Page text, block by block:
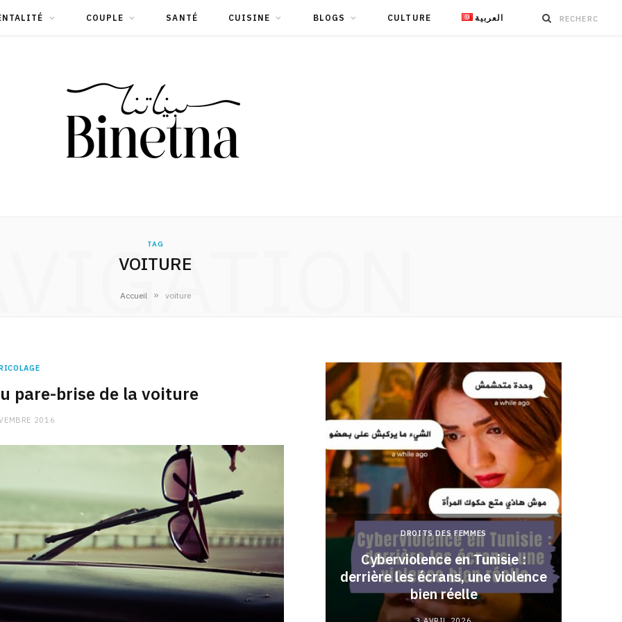
COUPLE SANTÉ CUISINE BLOGS CULTURE العربية
TAG
VOITURE
Accueil » voiture
pare-brise de la voiture
2016
CHARGE MENTALE
Stress après le travail :
comment relâcher la pression
DROITS DES FEMMES
Cyberviolence en Tunisie :
derrière les écrans, une violence
bien réelle